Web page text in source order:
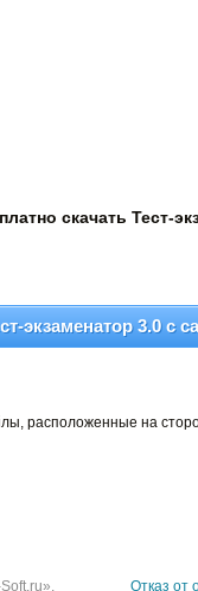
скачать Тест-
экзаменатор 3.0 c
расположенные на
Отказ от